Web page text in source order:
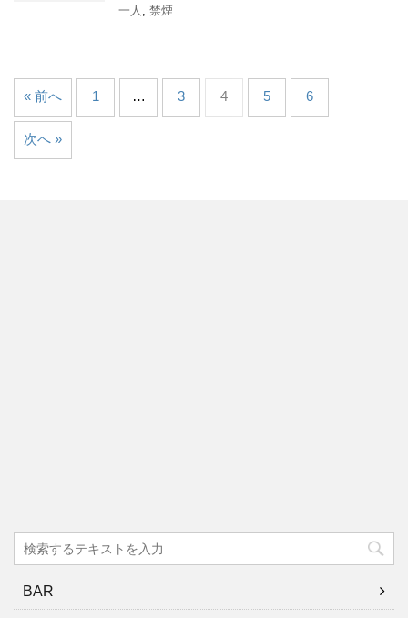
一人 , 禁煙
« 前へ 1 … 3 4 5 6
次へ »
BAR